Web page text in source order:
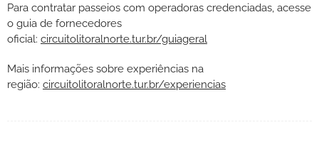
Para contratar passeios com operadoras credenciadas, acesse
o guia de fornecedores
oficial: circuitolitoralnorte.tur.br/guiageral
Mais informações sobre experiências na
região: circuitolitoralnorte.tur.br/experiencias